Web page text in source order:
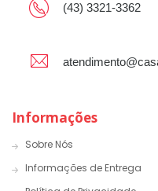
(43) 3321-3362
Informações
Sobre Nós
Informações de Entrega